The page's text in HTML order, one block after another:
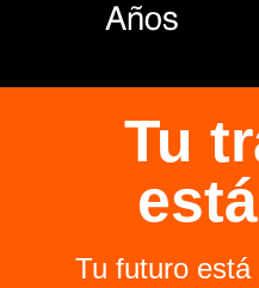
Tu
está
Tu futuro